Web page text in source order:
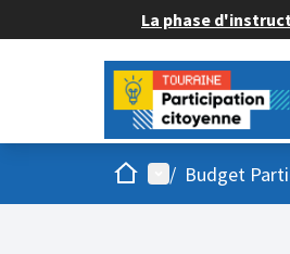
La phase
AccueilMenu principal
/ Budget